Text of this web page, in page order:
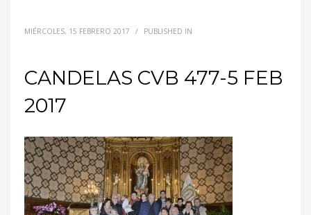
MIÉRCOLES, 15 FEBRERO 2017 / PUBLISHED IN
CANDELAS CVB 477-5 FEB
2017